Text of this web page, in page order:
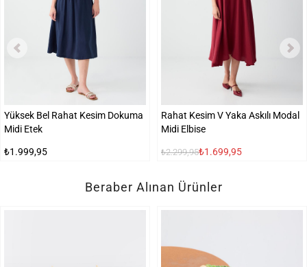
Yüksek Bel Rahat Kesim Dokuma
Midi Etek
₺1.999,95
Rahat Kesim V Yaka Askılı Modal
Midi Elbise
₺2.299,95₺1.699,95
Beraber Alınan Ürünler